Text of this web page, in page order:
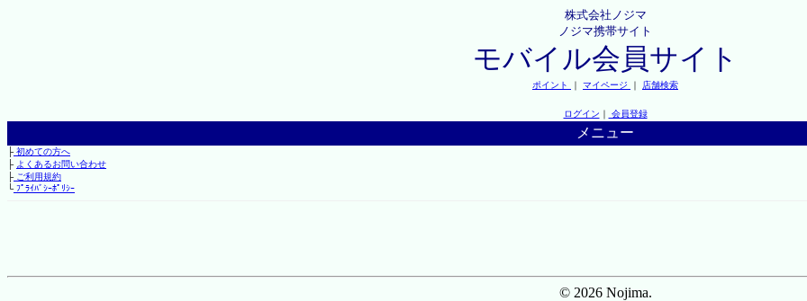
株式会社ノジマ
ノジマ携帯サイト
モバイル会員サイト
ポイント ｜ マイページ ｜ 店舗検索
ログイン ｜ 会員登録
メニュー
├初めての方へ
├ よくあるお問い合わせ
├ご利用規約
└ﾌﾟﾗｲﾊﾞｼｰﾎﾟﾘｼｰ
© 2026 Nojima.